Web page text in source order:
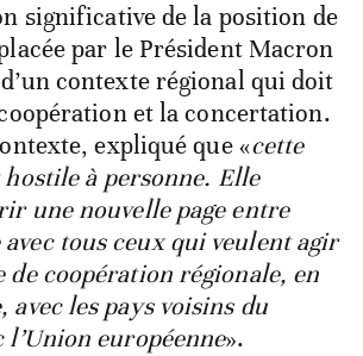
significative de la position de
par le Président Macron
contexte régional qui doit
et la concertation.
expliqué que «cette
hostile à personne. Elle
une nouvelle page entre
tous ceux qui veulent agir
de coopération régionale, en
avec les pays voisins du
l’Union européenne».